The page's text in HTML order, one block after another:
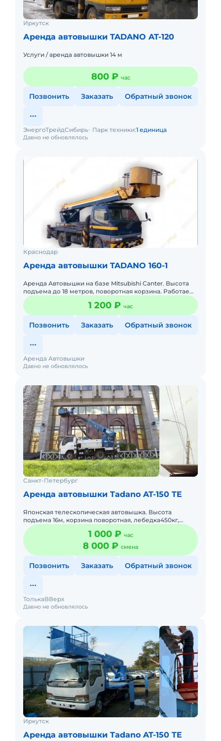
Иркутск
Аренда автовышки TADANO AT-120
Услуги / аренда автовышки 14 м
800 ₽ час
Позвонить Заказать Обратный звонок
Давно не обновлялось
ЭнергоТрейдСибирь Парк техники:1 единица
Краснодар
Аренда автовышки TADANO 160-1
Аренда Автовышки на базе Mitsubishi Canter. Высота
подъема до 18 метров, поворотная корзина. Работаем
24 часа. Смена 8 часов 8000 руб.
1 200 ₽ час
Позвонить Заказать Обратный звонок
Давно не обновлялось
Аренда Автовышки
Санкт-Петербург
Аренда автовышки Tadano AT-150 TE
Японская телескопическая автовышка. Высота
подъема 16м, корзина поворотная, лебедка450кг,
дополнительный двигатель работает тихо и без дыма,
маневренная, компак1 000 ₽ час
8 000 ₽ смена
Позвонить Заказать Обратный звонок
Давно не обновлялось
ТолькаВВерх
Иркутск
Аренда автовышки Tadano AT-150 TE